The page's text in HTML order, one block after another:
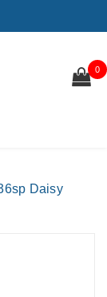
0
Daisy